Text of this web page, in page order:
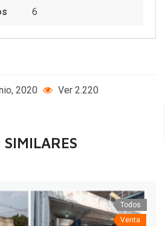
6
2020 Ver 2.220
SIMILARES
Todos
Venta